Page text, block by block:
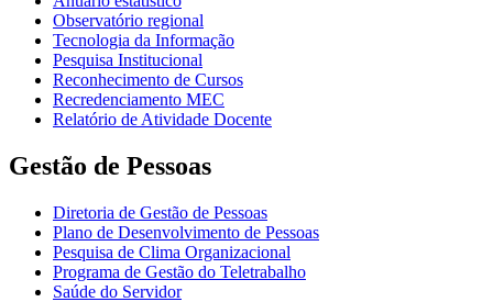
Observatório regional
Tecnologia da Informação
Pesquisa Institucional
Reconhecimento de Cursos
Recredenciamento MEC
Relatório de Atividade Docente
Gestão de Pessoas
Diretoria de Gestão de Pessoas
Plano de Desenvolvimento de Pessoas
Pesquisa de Clima Organizacional
Programa de Gestão do Teletrabalho
Saúde do Servidor